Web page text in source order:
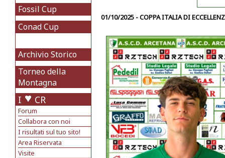
Fossil Cup
Conad Cup
Archivio Storico
Torneo della
Montagna
I CR
Forum
Collabora con noi
I risultati sul tuo sito!
Area Riservata
Visite
01/10/2025 - COPPA ITALIA DI